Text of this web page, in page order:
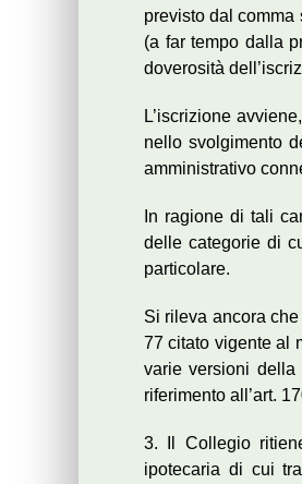
previsto dal
(a far tempo dalla
doverosità
L’iscrizione
nello svolgimento
amministrativo
In ragione di tali
delle categorie di
particolare.
Si rileva ancora
77 citato vigente al
varie versioni della
riferimento all’art.
3. Il Collegio
ipotecaria di cui